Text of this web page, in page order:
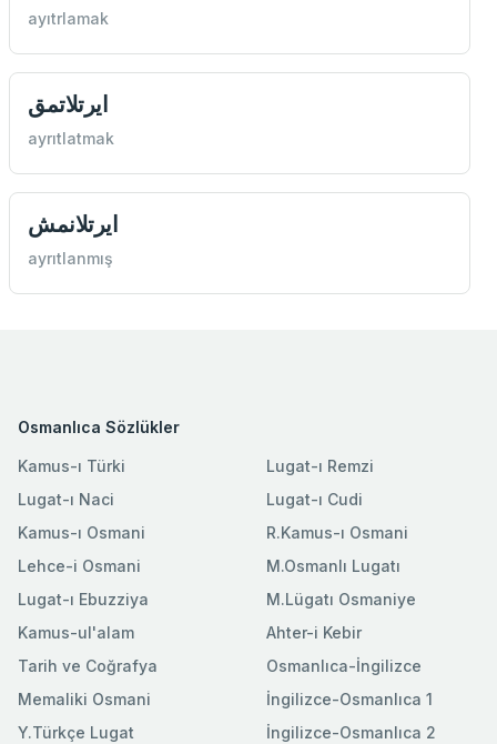
ayıtrlamak
ايرتلاتمق
ayrıtlatmak
ايرتلانمش
ayrıtlanmış
Osmanlıca Sözlükler
Kamus-ı Türki
Lugat-ı Naci
Kamus-ı Osmani
Lehce-i Osmani
Lugat-ı Ebuzziya
Lugat-ı Remzi
Lugat-ı Cudi
R.Kamus-ı Osmani
M.Osmanlı Lugatı
M.Lügatı Osmaniye
Kamus-ul'alam
Tarih ve Coğrafya
Memaliki Osmani
Y.Türkçe Lugat
Ahter-i Kebir
Osmanlıca-İngilizce
İngilizce-Osmanlıca 1
İngilizce-Osmanlıca 2